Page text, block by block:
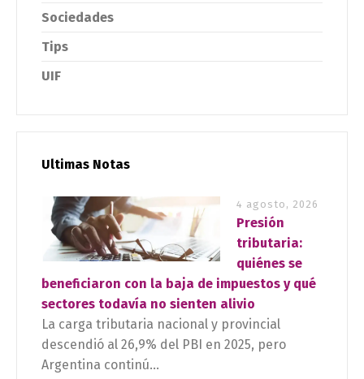
Sociedades
Tips
UIF
Ultimas Notas
4 agosto, 2026
Presión
tributaria:
quiénes se
beneficiaron con la baja de impuestos y qué
sectores todavía no sienten alivio
La carga tributaria nacional y provincial
descendió al 26,9% del PBI en 2025, pero
Argentina continú...